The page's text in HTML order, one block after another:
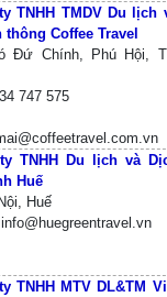
TNHH TMDV Du lịch
thông Coffee Travel
Đứ Chính, Phú Hội,
747 575
TNHH Du lịch và
Huế
Huế
TNHH MTV DL&TM